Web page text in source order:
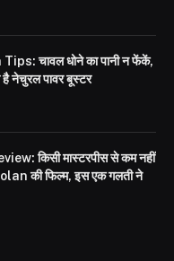
चावल धोने का पानी न फेंकें,
है नेचुरल पावर बूस्टर
किसी मास्टरपीस से कम नहीं
की फिल्म, इस एक गलती ने